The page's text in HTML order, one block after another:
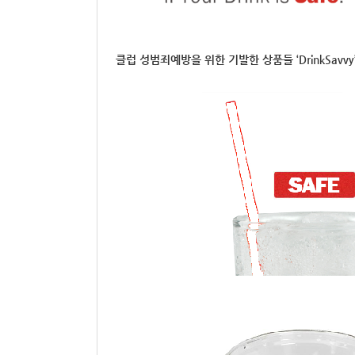
클럽 성범죄예방을 위한 기발한 상품들